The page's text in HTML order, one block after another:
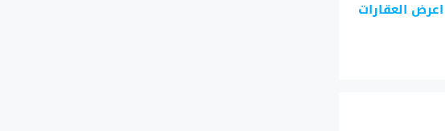
اعرض العقارات